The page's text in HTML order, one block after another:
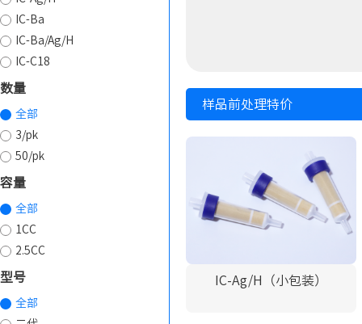
IC-Ba
IC-Ba/Ag/H
IC-C18
数量
全部
3/pk
50/pk
容量
全部
1CC
2.5CC
型号
全部
样品前处理特价
IC-Ag/H（小包装）